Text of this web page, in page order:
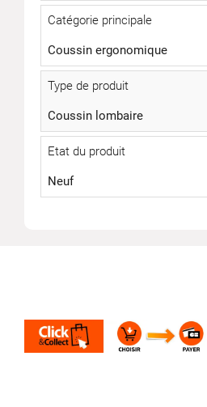
Catégorie principale
Coussin ergonomique
Type de produit
Coussin lombaire
Etat du produit
Neuf